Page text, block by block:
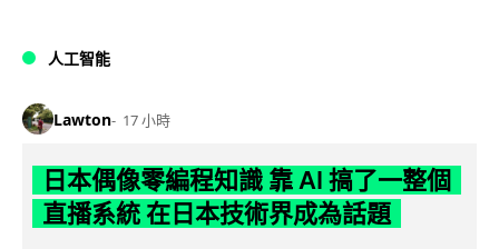
人工智能
Lawton 17 小時
日本偶像零編程知識 靠 AI 搞了一整個
直播系統 在日本技術界成為話題